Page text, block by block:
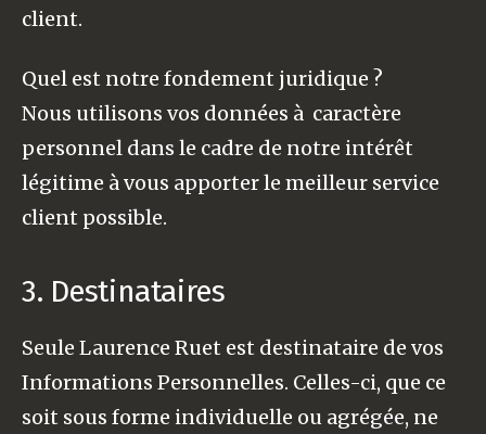
client.
Quel est notre fondement juridique ?
Nous utilisons vos données à caractère
personnel dans le cadre de notre intérêt
légitime à vous apporter le meilleur service
client possible.
3. Destinataires
Seule Laurence Ruet est destinataire de vos
Informations Personnelles. Celles-ci, que ce
soit sous forme individuelle ou agrégée, ne